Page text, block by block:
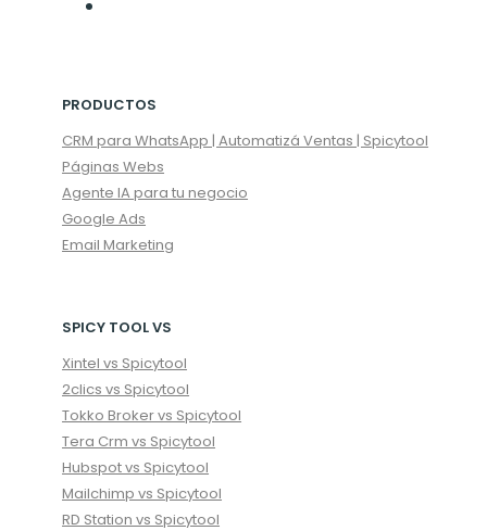
PRODUCTOS
CRM para WhatsApp | Automatizá Ventas | Spicytool
Páginas Webs
Agente IA para tu negocio
Google Ads
Email Marketing
SPICY TOOL VS
Xintel vs Spicytool
2clics vs Spicytool
Tokko Broker vs Spicytool
Tera Crm vs Spicytool
Hubspot vs Spicytool
Mailchimp vs Spicytool
RD Station vs Spicytool